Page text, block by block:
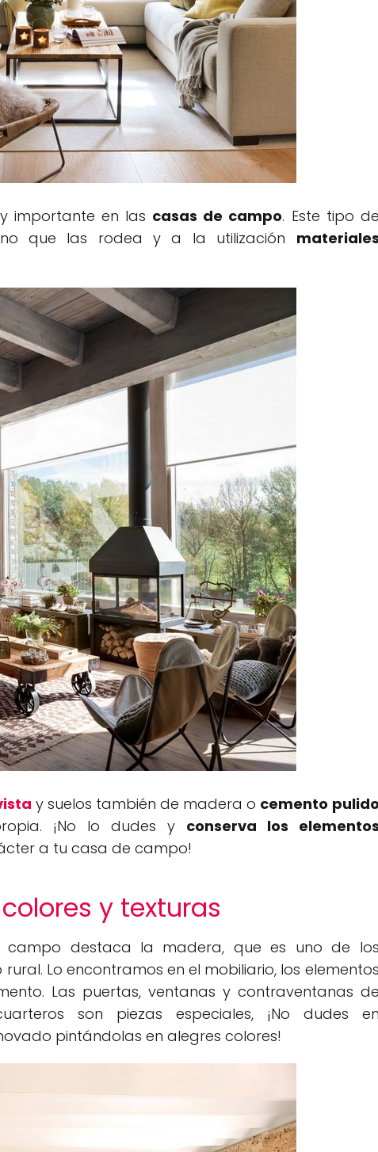
importante en las casas de campo. Este tipo de
que las rodea y a la utilización materiales
y suelos también de madera o cemento pulido
¡No lo dudes y conserva los elementos
a tu casa de campo!
y texturas
destaca la madera, que es uno de los
Lo encontramos en el mobiliario, los elementos
Las puertas, ventanas y contraventanas de
son piezas especiales, ¡No dudes en
pintándolas en alegres colores!